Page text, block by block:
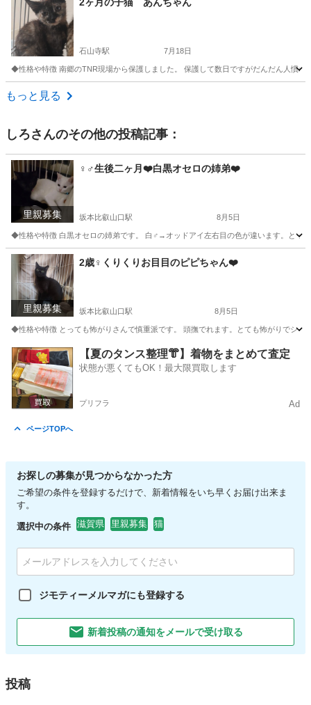
石山寺駅 7月18日
◆性格や特徴 南郷のTNR現場から保護しました。 保護して数日ですがだんだん人慣
滋賀 大津市
もっと見る
しろさんのその他の投稿記事：
里親募集
♀♂生後二ヶ月❤️白黒オセロの姉弟❤️
坂本比叡山口駅 8月5日
◆性格や特徴 白黒オセロの姉弟です。 白♂→オッドアイ左右目の色が違います。とっ
滋賀 大津市 坂本比叡山口駅 猫 去勢手術
里親募集
2歳♀くりくりお目目のピピちゃん❤️
坂本比叡山口駅 8月5日
◆性格や特徴 とっても怖がりさんで慎重派です。 頭撫でれます。とても怖がりでシャ
滋賀 大津市 坂本比叡山口駅 猫
【夏のタンス整理👘】着物をまとめて査定
状態が悪くてもOK！最大限買取します
プリフラ Ad
ページTOPへ
お探しの募集が見つからなかった方
ご希望の条件を登録するだけで、新着情報をいち早くお届け出来ま
す。
選択中の条件 滋賀県 里親募集 猫
ジモティーメルマガにも登録する
新着投稿の通知をメールで受け取る
投稿